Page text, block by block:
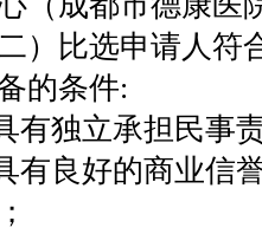
二）比选申请人
的条件:
有独立承担民事
有良好的商业信